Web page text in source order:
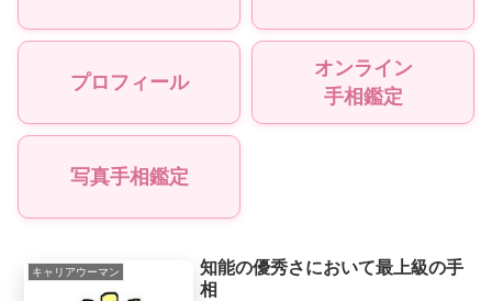
プロフィール
オンライン
手相鑑定
写真手相鑑定
キャリアウーマン
知能の優秀さにおいて最上級の手
相